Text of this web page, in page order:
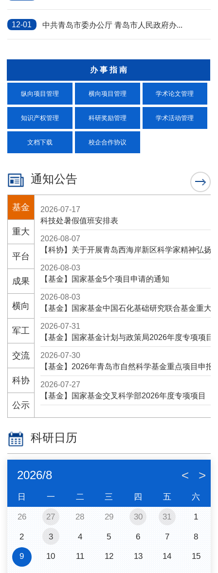
12-01 中共青岛市委办公厅 青岛市人民政府办...
办 事 指 南
纵向项目管理 横向项目管理 学术论文管理
知识产权管理 科研奖励管理 学术活动管理
文档下载 校企合作协议
通知公告
基金
重大
平台
成果
横向
军工
交流
科协
公示
2026-07-17
科技处暑假值班安排表
2026-08-07
【科协】关于开展青岛西海岸新区科学家精神弘扬
2026-08-03
【基金】国家基金5个项目申请的通知
2026-08-03
【基金】国家基金中国石化基础研究联合基金重大
2026-07-31
【基金】国家基金计划与政策局2026年度专项项
2026-07-30
【基金】2026年青岛市自然科学基金重点项目申报
2026-07-27
【基金】国家基金交叉科学部2026年度专项项目
科研日历
2026/8 < >
日 一 二 三 四 五 六
26 27 28 29 30 31 1
2 3 4 5 6 7 8
9 10 11 12 13 14 15